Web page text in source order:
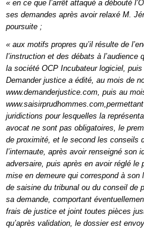
« en ce que l’arrêt attaqué a débouté
ses demandes après avoir relaxé M.
poursuite ;
« aux motifs propres qu’il résulte de
l’instruction et des débats à l’audience
la société OCP Incubateur logiciel,
Demander justice a édité, au mois de
www.demanderjustice.com, puis au
juridictions pour lesquelles la
avocat ne sont pas obligatoires, le
de proximité, et le second les conseils
l’internaute, après avoir renseigné son
adversaire, puis après en avoir réglé le
mise en demeure qui correspond à son
de saisine du tribunal ou du conseil de
sa demande, comportant
frais de justice et joint toutes pièces
qu’après validation, le dossier est